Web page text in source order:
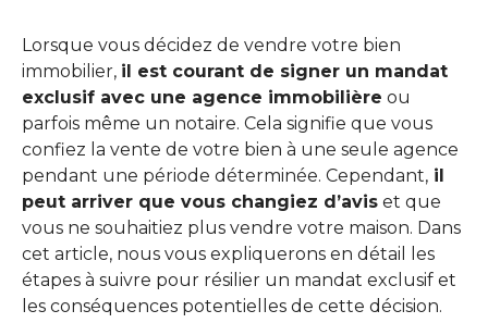
Lorsque vous décidez de vendre votre bien
immobilier, il est courant de signer un mandat
exclusif avec une agence immobilière ou
parfois même un notaire. Cela signifie que vous
confiez la vente de votre bien à une seule agence
pendant une période déterminée. Cependant, il
peut arriver que vous changiez d’avis et que
vous ne souhaitiez plus vendre votre maison. Dans
cet article, nous vous expliquerons en détail les
étapes à suivre pour résilier un mandat exclusif et
les conséquences potentielles de cette décision.